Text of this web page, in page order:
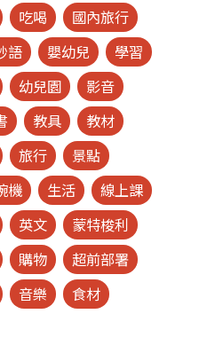
吃喝
國內旅行
語 嬰幼兒
學習
幼兒園
影音
教具
教材
旅行
景點
機 生活
線上課
英文
蒙特梭利
購物
超前部署
音樂
食材